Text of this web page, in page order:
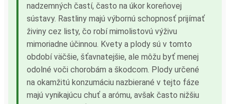
nadzemných častí, často na úkor koreňovej
sústavy. Rastliny majú výbornú schopnosť prijímať
živiny cez listy, čo robí mimolistovú výživu
mimoriadne účinnou. Kvety a plody sú v tomto
období väčšie, šťavnatejšie, ale môžu byť menej
odolné voči chorobám a škodcom. Plody určené
na okamžitú konzumáciu nazbierané v tejto fáze
majú vynikajúcu chuť a arómu, avšak často nižšiu